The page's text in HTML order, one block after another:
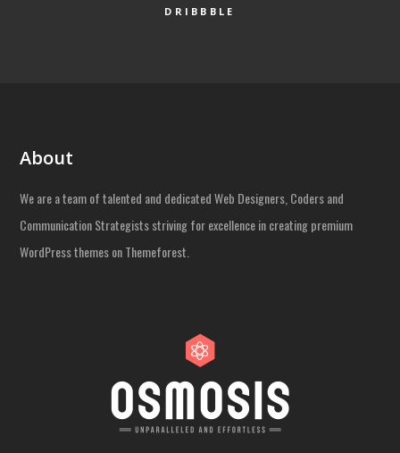
DRIBBBLE
About
We are a team of talented and dedicated Web Designers, Coders and
Communication Strategists striving for excellence in creating premium
WordPress themes on Themeforest.